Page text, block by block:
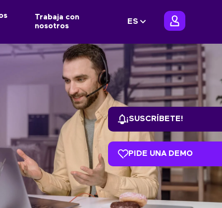
Trabaja con
nosotros
ES
¡SUSCRÍBETE!
PIDE UNA DEMO